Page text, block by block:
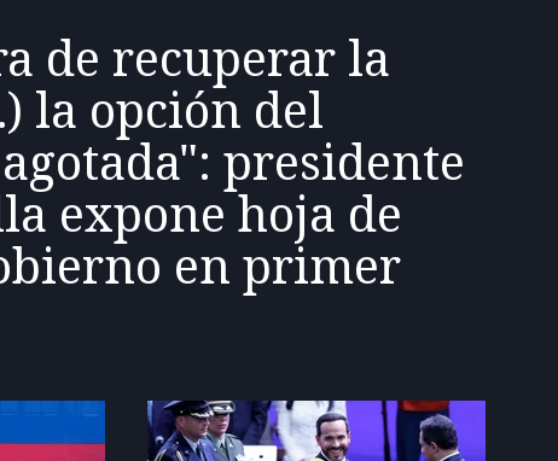
de recuperar la
la opción del
presidente
expone hoja de
en primer